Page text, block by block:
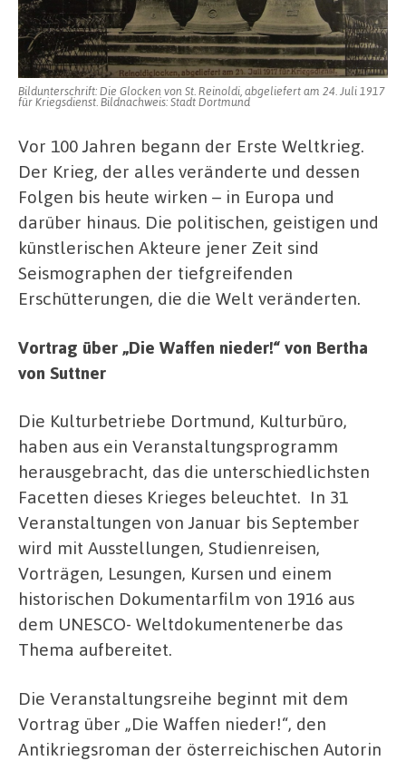
Bildunterschrift: Die Glocken von St. Reinoldi, abgeliefert am 24. Juli 1917
für Kriegsdienst. Bildnachweis: Stadt Dortmund
Vor 100 Jahren begann der Erste Weltkrieg.
Der Krieg, der alles veränderte und dessen
Folgen bis heute wirken – in Europa und
darüber hinaus. Die politischen, geistigen und
künstlerischen Akteure jener Zeit sind
Seismographen der tiefgreifenden
Erschütterungen, die die Welt veränderten.
Vortrag über „Die Waffen nieder!“ von Bertha
von Suttner
Die Kulturbetriebe Dortmund, Kulturbüro,
haben aus ein Veranstaltungsprogramm
herausgebracht, das die unterschiedlichsten
Facetten dieses Krieges beleuchtet. In 31
Veranstaltungen von Januar bis September
wird mit Ausstellungen, Studienreisen,
Vorträgen, Lesungen, Kursen und einem
historischen Dokumentarfilm von 1916 aus
dem UNESCO- Weltdokumentenerbe das
Thema aufbereitet.
Die Veranstaltungsreihe beginnt mit dem
Vortrag über „Die Waffen nieder!“, den
Antikriegsroman der österreichischen Autorin